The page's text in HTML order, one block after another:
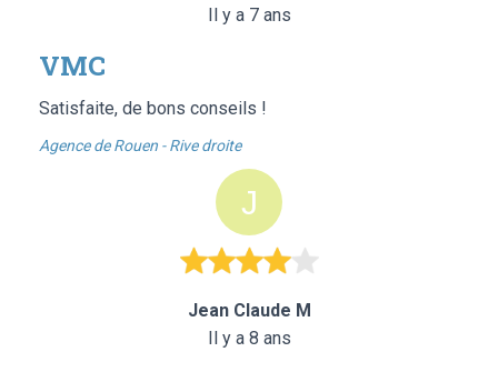
Il y a 7 ans
VMC
Satisfaite, de bons conseils !
Agence de Rouen - Rive droite
Jean Claude M
Il y a 8 ans